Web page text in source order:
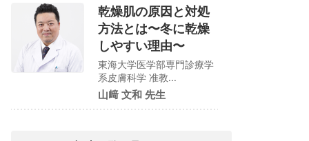
乾燥肌の原因と対処
方法とは〜冬に乾燥
しやすい理由〜
東海大学医学部専門診療学
系皮膚科学 准教...
山﨑 文和 先生